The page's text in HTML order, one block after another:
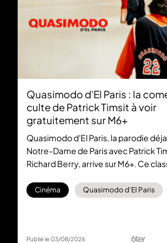
Quasimodo d'El Paris : la
culte de Patrick Timsit à voir
gratuitement sur M6+
Quasimodo d'El Paris, la parodie
Notre-Dame de Paris avec Patrick
Richard Berry, arrive sur M6+. Ce
gratuitement et sans abonnement.
Cinéma Quasimodo d'El Paris
Publié le 03/08/2026